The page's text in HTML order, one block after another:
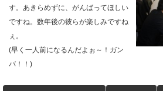
す。あきらめずに、がんばってほしい
ですね。数年後の彼らが楽しみですね
ぇ。
(早く一人前になるんだよぉ～！ガン
バ！！)